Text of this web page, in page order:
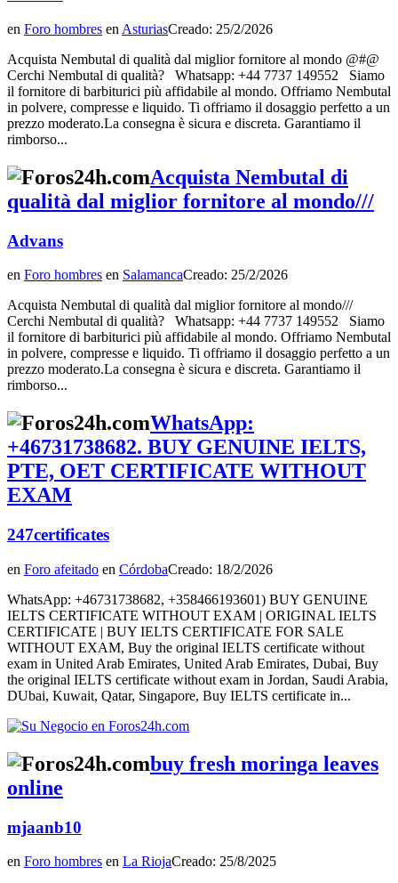
en Foro hombres en AsturiasCreado: 25/2/2026
Acquista Nembutal di qualità dal miglior fornitore al mondo @#@
Cerchi Nembutal di qualità? Whatsapp: +44 7737 149552 Siamo
il fornitore di barbiturici più affidabile al mondo. Offriamo Nembutal
in polvere, compresse e liquido. Ti offriamo il dosaggio perfetto a un
prezzo moderato.La consegna è sicura e discreta. Garantiamo il
rimborso...
Acquista Nembutal di
qualità dal miglior fornitore al mondo///
Advans
en Foro hombres en SalamancaCreado: 25/2/2026
Acquista Nembutal di qualità dal miglior fornitore al mondo///
Cerchi Nembutal di qualità? Whatsapp: +44 7737 149552 Siamo
il fornitore di barbiturici più affidabile al mondo. Offriamo Nembutal
in polvere, compresse e liquido. Ti offriamo il dosaggio perfetto a un
prezzo moderato.La consegna è sicura e discreta. Garantiamo il
rimborso...
WhatsApp:
+46731738682. BUY GENUINE IELTS,
PTE, OET CERTIFICATE WITHOUT
EXAM
247certificates
en Foro afeitado en CórdobaCreado: 18/2/2026
WhatsApp: +46731738682, +358466193601) BUY GENUINE
IELTS CERTIFICATE WITHOUT EXAM | ORIGINAL IELTS
CERTIFICATE | BUY IELTS CERTIFICATE FOR SALE
WITHOUT EXAM, Buy the original IELTS certificate without
exam in United Arab Emirates, United Arab Emirates, Dubai, Buy
the original IELTS certificate without exam in Jordan, Saudi Arabia,
DUbai, Kuwait, Qatar, Singapore, Buy IELTS certificate in...
buy fresh moringa leaves
online
mjaanb10
en Foro hombres en La RiojaCreado: 25/8/2025